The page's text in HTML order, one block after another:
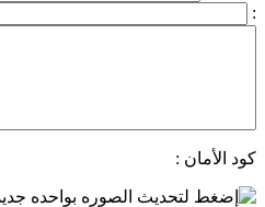
:
كود الأمان :